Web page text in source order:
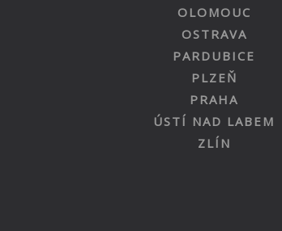
OLOMOUC
OSTRAVA
PARDUBICE
PLZEŇ
PRAHA
ÚSTÍ NAD LABEM
ZLÍN